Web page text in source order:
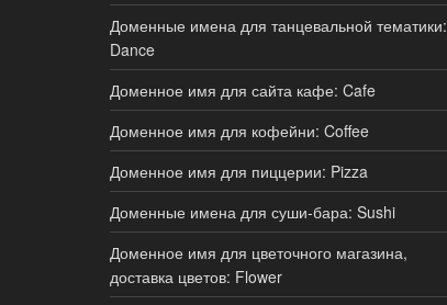
Доменные имена для танцевальной тематики:
Dance
Доменное имя для сайта кафе: Cafe
Доменное имя для кофейни: Coffee
Доменное имя для пиццерии: Pizza
Доменные имена для суши-бара: Sushi
Доменное имя для цветочного магазина,
доставка цветов: Flower